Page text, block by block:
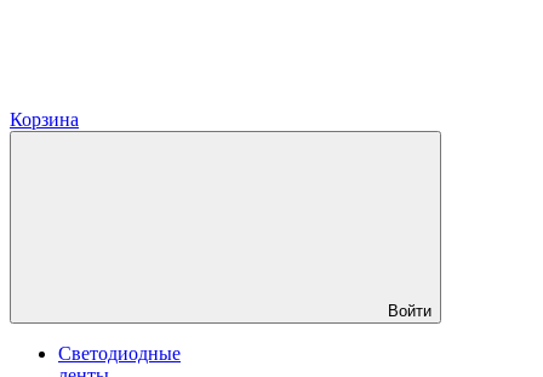
Корзина
Войти
Светодиодные